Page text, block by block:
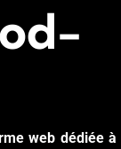
web dédiée